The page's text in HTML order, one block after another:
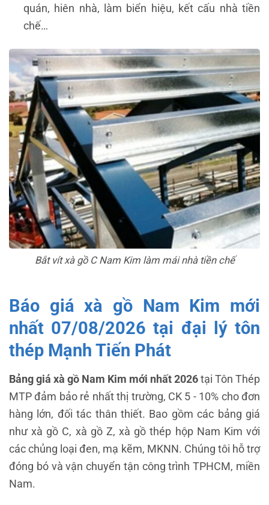
quán, hiên nhà, làm biển hiệu, kết cấu nhà tiền
chế…
Bắt vít xà gồ C Nam Kim làm mái nhà tiền chế
Báo giá xà gồ Nam Kim mới
nhất 07/08/2026 tại đại lý tôn
thép Mạnh Tiến Phát
Bảng giá xà gồ Nam Kim mới nhất 2026tại Tôn Thép
MTP đảm bảo rẻ nhất thị trường, CK 5 - 10% cho đơn
hàng lớn, đối tác thân thiết. Bao gồm các bảng giá
như xà gồ C, xà gồ Z, xà gồ thép hộp Nam Kim với
các chủng loại đen, mạ kẽm, MKNN. Chúng tôi hỗ trợ
đóng bó và vận chuyển tận công trình TPHCM, miền
Nam.